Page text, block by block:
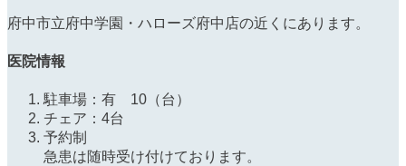
府中市立府中学園・ハローズ府中店の近くにあります。
医院情報
駐車場：有 10（台）
チェア：4台
予約制
急患は随時受け付けております。